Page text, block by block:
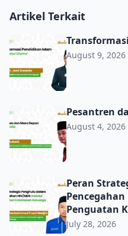
Artikel Terkait
Transformasi Pendidikan
August 9, 2026
Pesantren dan Masa
Pesantren
August 4, 2026
Peran Strategis Penghulu
Peran
Penguatan
July 28, 2026